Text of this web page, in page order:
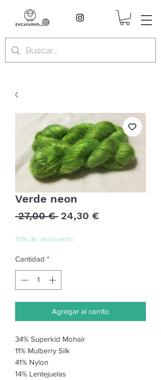
Verde neon
27,00 € Precio
24,30 €Precio
10% de descuento
Cantidad *
Agregar al carrito
34% Superkid Mohair
11% Mulberry Silk
41% Nylon
14% Lentejuelas